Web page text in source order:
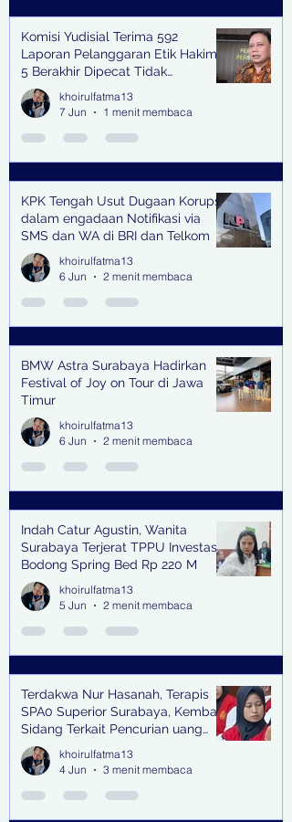
Komisi Yudisial Terima 592
Laporan Pelanggaran Etik Hakim,
5 Berakhir Dipecat Tidak
Terhormat
khoirulfatma13
7 Jun
1 menit membaca
KPK Tengah Usut Dugaan Korupsi
dalam engadaan Notifikasi via
SMS dan WA di BRI dan Telkom
khoirulfatma13
6 Jun
2 menit membaca
BMW Astra Surabaya Hadirkan
Festival of Joy on Tour di Jawa
Timur
khoirulfatma13
6 Jun
2 menit membaca
Indah Catur Agustin, Wanita
Surabaya Terjerat TPPU Investasi
Bodong Spring Bed Rp 220 M
khoirulfatma13
5 Jun
2 menit membaca
Terdakwa Nur Hasanah, Terapis
SPA0 Superior Surabaya, Kembali
Sidang Terkait Pencurian uang
senilai Rp1,285 M di PN Surabaya
khoirulfatma13
4 Jun
3 menit membaca